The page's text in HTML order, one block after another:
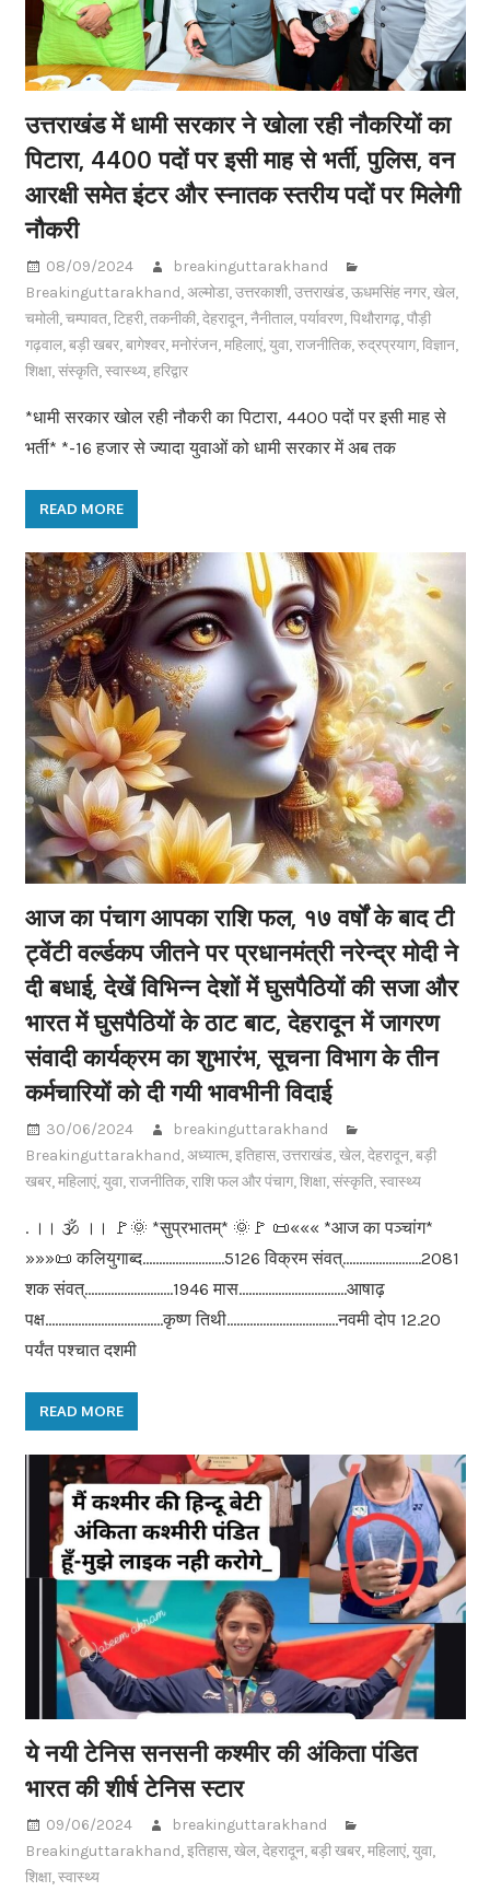
उत्तराखंड में धामी सरकार ने खोला रही नौकरियों का
पिटारा, 4400 पदों पर इसी माह से भर्ती, पुलिस, वन
आरक्षी समेत इंटर और स्नातक स्तरीय पदों पर मिलेगी
नौकरी
08/09/2024
breakinguttarakhand
Breakinguttarakhand,अल्मोडा,उत्तरकाशी,उत्तराखंड,ऊधमसिंह नगर,खेल,
चमोली,चम्पावत,टिहरी,तकनीकी,देहरादून,नैनीताल,पर्यावरण,पिथौरागढ़,पौड़ी
गढ़वाल,बड़ी खबर,बागेश्वर,मनोरंजन,महिलाएं,युवा,राजनीतिक,रुद्रप्रयाग,विज्ञान,
शिक्षा,संस्कृति,स्वास्थ्य,हरिद्वार
*धामी सरकार खोल रही नौकरी का पिटारा, 4400 पदों पर इसी माह से
भर्ती* *-16 हजार से ज्यादा युवाओं को धामी सरकार में अब तक
READ MORE
आज का पंचाग आपका राशि फल, १७ वर्षों के बाद टी
ट्वेंटी वर्ल्डकप जीतने पर प्रधानमंत्री नरेन्द्र मोदी ने
दी बधाई, देखें विभिन्न देशों में घुसपैठियों की सजा और
भारत में घुसपैठियों के ठाट बाट, देहरादून में जागरण
संवादी कार्यक्रम का शुभारंभ, सूचना विभाग के तीन
कर्मचारियों को दी गयी भावभीनी विदाई
30/06/2024
breakinguttarakhand
Breakinguttarakhand,अध्यात्म,इतिहास,उत्तराखंड,खेल,देहरादून,बड़ी
खबर,महिलाएं,युवा,राजनीतिक,राशि फल और पंचाग,शिक्षा,संस्कृति,स्वास्थ्य
. ।। 🕉 ।। 🚩🌞 *सुप्रभातम्* 🌞🚩 📜««« *आज का पञ्चांग*
»»»📜 कलियुगाब्द…………………….5126 विक्रम संवत्……………………2081
शक संवत्………………………1946 मास……………………………आषाढ़
पक्ष………………………………कृष्ण तिथी…………………………….नवमी दोप 12.20
पर्यंत पश्चात दशमी
READ MORE
ये नयी टेनिस सनसनी कश्मीर की अंकिता पंडित
भारत की शीर्ष टेनिस स्टार
09/06/2024
breakinguttarakhand
Breakinguttarakhand,इतिहास,खेल,देहरादून,बड़ी खबर,महिलाएं,युवा,
शिक्षा,स्वास्थ्य